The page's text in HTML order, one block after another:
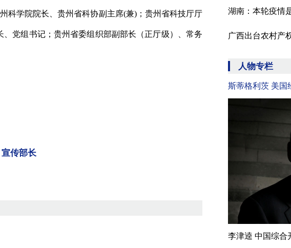
科学院院长、贵州省科协副主席(兼)；贵州省科技厅厅
党组书记；贵州省委组织部副部长（正厅级）、常务
传部长
湖南：本轮疫情
广西出台农村产
人物专栏
斯蒂格利茨 美国